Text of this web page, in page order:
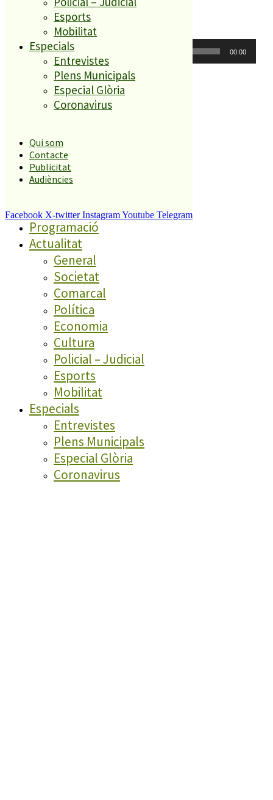
Esports
Mobilitat
Especials
Entrevistes
Plens Municipals
Especial Glòria
Coronavirus
Qui som
Contacte
Publicitat
Audiències
Facebook X-twitter InstagramYoutube Telegram
Darrer informatiu
Reproductor
d'àudio 00:00 00:00
Directe 107.7FM
Podcasts
Programació
Actualitat
General
Societat
Comarcal
Política
Economia
Cultura
Policial – Judicial
Esports
Mobilitat
Especials
Entrevistes
Plens Municipals
Especial Glòria
Coronavirus